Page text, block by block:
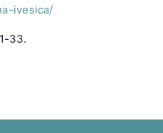
ivesica/
33.